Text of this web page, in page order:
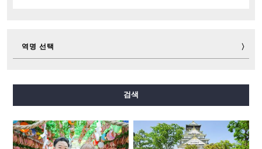
역명 선택
사카이스지선
이마자토스지선 뉴트램
검색